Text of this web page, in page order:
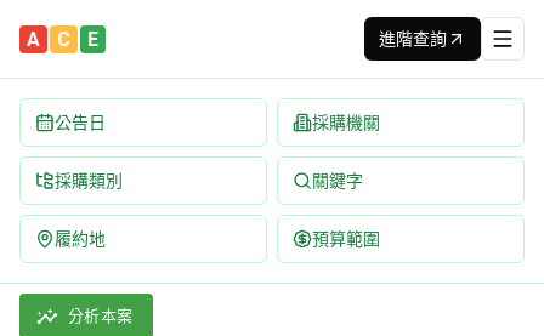
A C E 進階查詢
公告日 採購機關
採購類別 關鍵字
履約地 預算範圍
「2026南投意麵觀光嘉年華」活動委託專業服務案 招標公
採購類別：勞務類 娛樂,文化,體育服務 | 招標方式：公開取
分析本案